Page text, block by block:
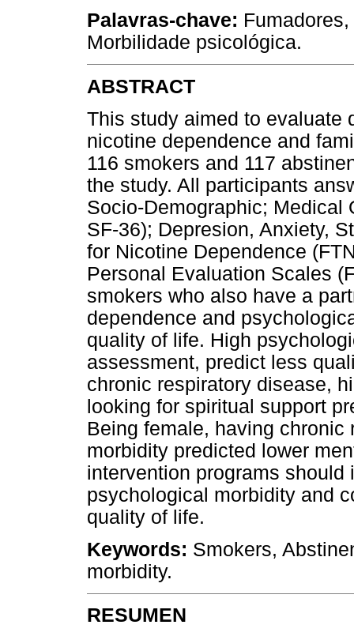
Palavras-chave:
Morbilidade psicológica.
ABSTRACT
This study aimed to evaluate
nicotine dependence and
116 smokers and 117
the study. All participants
Socio-Demographic; Medical
SF-36); Depresion, Anxiety,
for Nicotine Dependence
Personal Evaluation Scales
smokers who also have a
dependence and
quality of life. High
assessment, predict less
chronic respiratory disease,
looking for spiritual support
Being female, having
morbidity predicted lower
intervention programs
psychological morbidity and
quality of life.
Keywords: Smokers,
morbidity.
RESUMEN